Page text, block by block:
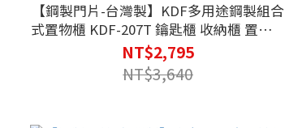
【鋼製門片-台灣製】KDF多用途鋼製組合
式置物櫃 KDF-207T 鑰匙櫃 收納櫃 置物櫃
鎖 可改密碼鎖
NT$2,795
NT$3,640